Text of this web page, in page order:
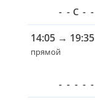
- - С - -
14:05 → 19:35
прямой
- - - - -